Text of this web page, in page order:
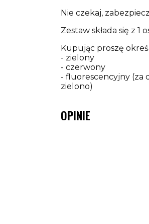
Nie czekaj,
Zestaw składa się z
Kupując proszę
- zielony
- czerwony
- fluorescencyjny (za
zielono)
OPINIE